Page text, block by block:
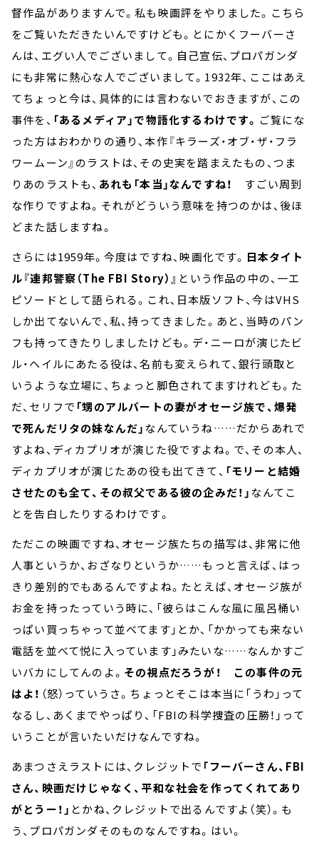
督作品がありますんで。私も映画評をやりました。こちら
をご覧いただきたいんですけども。とにかくフーバーさ
んは、エグい人でございまして。自己宣伝、プロパガンダ
にも非常に熱心な人でございまして。1932年、ここはあえ
てちょっと今は、具体的には言わないでおきますが、この
事件を、 「あるメディア」で物語化するわけです。 ご覧にな
った方はおわかりの通り、本作『キラーズ・オブ・ザ・フラ
ワームーン』のラストは、その史実を踏まえたもの、つま
りあのラストも、 あれも「本当」なんですね！
すごい周到
な作りですよね。それがどういう意味を持つのかは、後ほ
どまた話しますね。
さらには1959年。今度はですね、映画化です。 日本タイト
ル『連邦警察（The FBI Story）』 という作品の中の、一エ
ピソードとして語られる。これ、日本版ソフト、今はVHS
しか出てないんで、私、持ってきました。あと、当時のパン
フも持ってきたりしましたけども。デ・ニーロが演じたビ
ル・ヘイルにあたる役は、名前も変えられて、銀行頭取と
いうような立場に、ちょっと脚色されてますけれども。た
だ、セリフで 「甥のアルバートの妻がオセージ族で、爆発
で死んだリタの妹なんだ」 なんていうね……だからあれで
すよね、ディカプリオが演じた役ですよね。で、その本人、
ディカプリオが演じたあの役も出てきて、 「モリーと結婚
させたのも全て、その叔父である彼の企みだ！」 なんてこ
とを告白したりするわけです。
ただこの映画ですね、オセージ族たちの描写は、非常に他
人事というか、おざなりというか……もっと言えば、はっ
きり差別的でもあるんですよね。たとえば、オセージ族が
お金を持ったっていう時に、「彼らはこんな風に風呂桶い
っぱい買っちゃって並べてます」とか、「かかっても来ない
電話を並べて悦に入っています」みたいな……なんかすご
いバカにしてんのよ。 その視点だろうが！ この事件の元
はよ！ （怒）っていうさ。ちょっとそこは本当に「うわ」って
なるし、あくまでやっぱり、「FBIの科学捜査の圧勝！」って
いうことが言いたいだけなんですね。
あまつさえラストには、クレジットで 「フーバーさん、FBI
さん、映画だけじゃなく、平和な社会を作ってくれてあり
がとうー！」 とかね、クレジットで出るんですよ（笑）。も
う、プロパガンダそのものなんですね。はい。